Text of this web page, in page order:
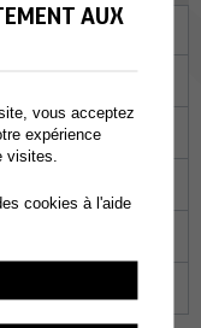
Sa
13
AUX
vous acceptez
expérience
visites.
cookies à l'aide